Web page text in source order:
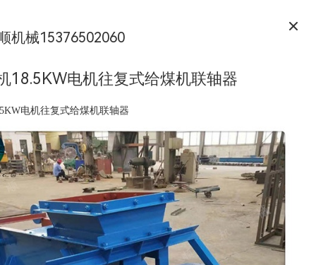
机械15376502060
18.5KW电机往复式给煤机联轴器
电机往复式给煤机联轴器